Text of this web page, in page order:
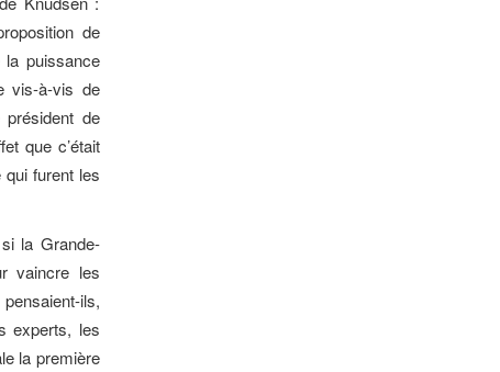
de
puissance
vis-à-vis de
de
que c’était
qui furent les
la Grande-
vaincre les
ils,
experts, les
la première